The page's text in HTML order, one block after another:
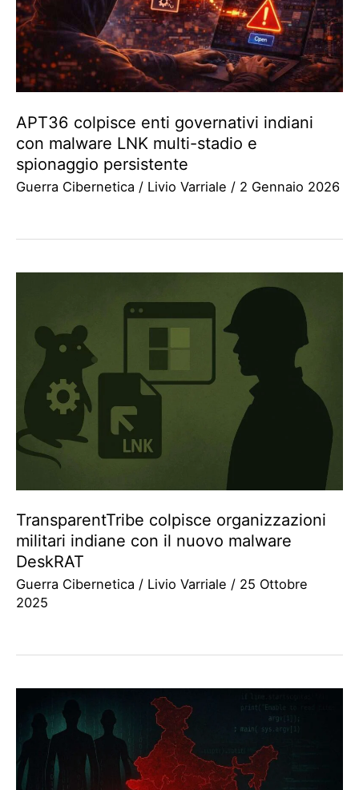
APT36 colpisce enti governativi indiani
con malware LNK multi-stadio e
spionaggio persistente
Guerra Cibernetica / Livio Varriale / 2 Gennaio 2026
TransparentTribe colpisce organizzazioni
militari indiane con il nuovo malware
DeskRAT
Guerra Cibernetica / Livio Varriale / 25 Ottobre
2025